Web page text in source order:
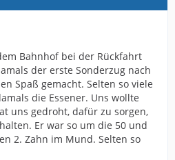
Bahnhof bei der Rückfahrt
der erste Sonderzug nach
Spaß gemacht. Selten so viele
die Essener. Uns wollte
uns gedroht, dafür zu sorgen,
Er war so um die 50 und
2. Zahn im Mund. Selten so